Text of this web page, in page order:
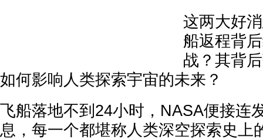
这两大好
船返程背
战？其背
如何影响人类探索宇宙的未来？
飞船落地不到24小时，NASA便接连
息，每一个都堪称人类深空探索史上